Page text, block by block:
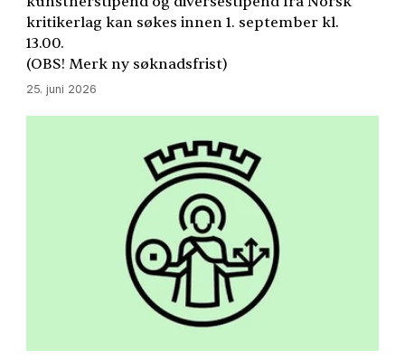
kritikerlag kan søkes innen 1. september kl.
13.00.
(OBS! Merk ny søknadsfrist)
25. juni 2026